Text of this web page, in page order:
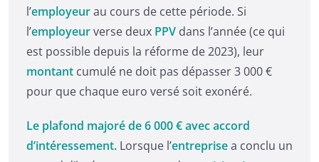
l’employeurau cours de cette période. Si
l’employeurverse deux PPV dans l’année (ce qui
est possible depuis la réforme de 2023), leur
montant cumulé ne doit pas dépasser 3 000 €
pour que chaque euro versé soit exonéré.
Le plafond majoré de 6 000 € avec accord
d’intéressement. Lorsque l’entreprisea conclu un